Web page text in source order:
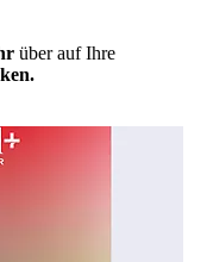
über auf Ihre